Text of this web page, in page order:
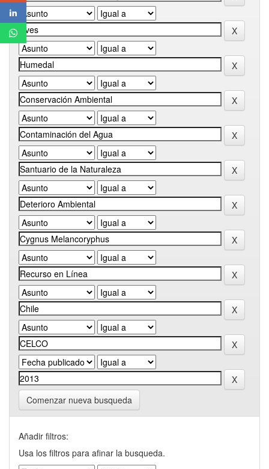
Comenzar nueva busqueda
Añadir filtros:
Usa los filtros para afinar la busqueda.